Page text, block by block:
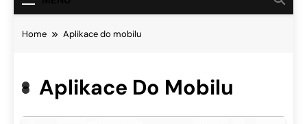
Home Aplikace do mobilu
Aplikace Do Mobilu